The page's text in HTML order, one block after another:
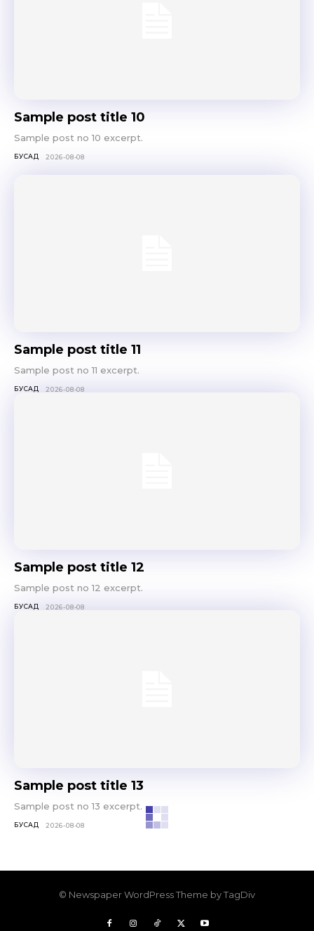
Sample post title 10
Sample post no 10 excerpt.
БУСАД 2026-08-08
Sample post title 11
Sample post no 11 excerpt.
БУСАД 2026-08-08
Sample post title 12
Sample post no 12 excerpt.
БУСАД 2026-08-08
Sample post title 13
Sample post no 13 excerpt.
БУСАД 2026-08-08
© Newspaper WordPress Theme by TagDiv